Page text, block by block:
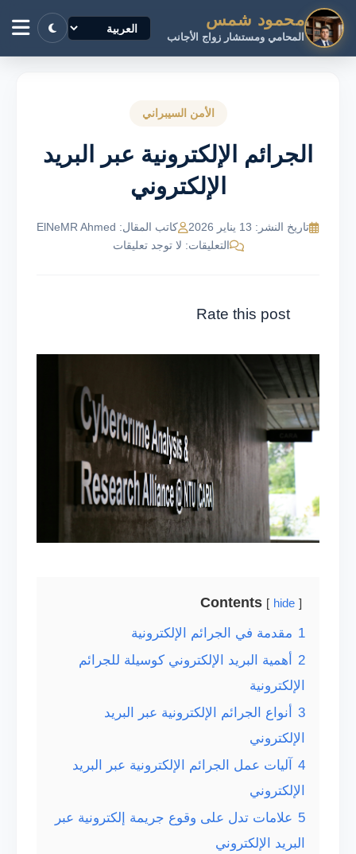
محمود شمس
المحامي ومستشار زواج الأجانب
الأمن السيبراني
الجرائم الإلكترونية عبر البريد
الإلكتروني
تاريخ النشر: 13 يناير 2026
كاتب المقال: ElNeMR Ahmed
التعليقات: لا توجد تعليقات
Rate this post
Contents hide
1 مقدمة في الجرائم الإلكترونية
2
أهمية البريد الإلكتروني كوسيلة للجرائم
الإلكترونية
3
أنواع الجرائم الإلكترونية عبر البريد
الإلكتروني
4
آليات عمل الجرائم الإلكترونية عبر البريد
الإلكتروني
5 علامات تدل على وقوع جريمة إلكترونية عبر
البريد الإلكتروني